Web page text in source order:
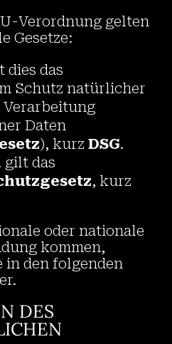
Verordnung gelten
Gesetze:
dies das
Schutz natürlicher
Verarbeitung
Daten
), kurzDSG.
gilt das
, kurz
oder nationale
kommen,
in den folgenden
DES